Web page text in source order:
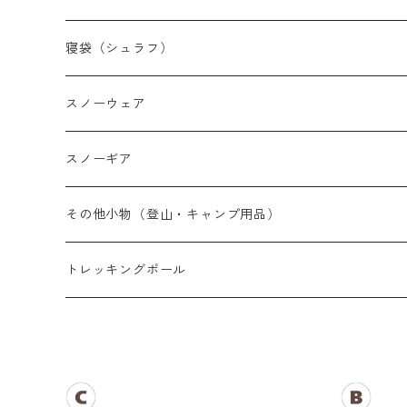
山岳テント
ツーリングテント
テントその他
レディース登山靴
キッズ登山靴
メンズザック
レディースザック
キッズザック
寝袋（シュラフ）
オールシーズンシュラフ
３シーズンシュラフ
夏用シュラフ
マット・その他
スノーウェア
メンズスノーウェア
レディーススノーウェア
キッズスノーウェア
スノーギア
スノーブーツ
スノーゴーグル
その他小物（登山・キャンプ用品）
帽子
トレッキングポール